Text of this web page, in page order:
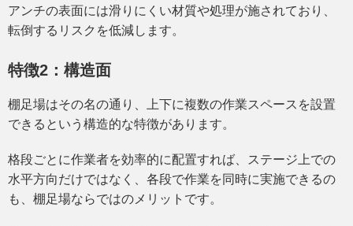
アンチの表面には滑りにくい材質や処理が施されており、
転倒するリスクを低減します。
特徴2：構造面
棚足場はその名の通り、上下に複数の作業スペースを設置
できるという構造的な特徴があります。
格段ごとに作業者を効率的に配置すれば、ステージ上での
水平方向だけではなく、各段で作業を同時に実施できるの
も、棚足場ならではのメリットです。